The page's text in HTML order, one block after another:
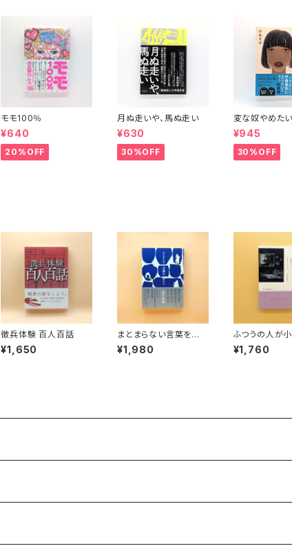
モモ100％
¥640
20%OFF
月ぬ走いや、馬ぬ走い
¥630
30%OFF
変な奴やめたい
¥945
30%OFF
徴兵体験 百人百話
¥1,650
まとまらない言葉を生き
る
¥1,980
ふつうの人が
して生活してい
¥1,760